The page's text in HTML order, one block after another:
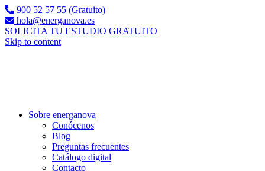
900 52 57 55 (Gratuito)
hola@energanova.es
SOLICITA TU ESTUDIO GRATUITO
Skip to content
Sobre energanova
Conócenos
Blog
Preguntas frecuentes
Catálogo digital
Contacto